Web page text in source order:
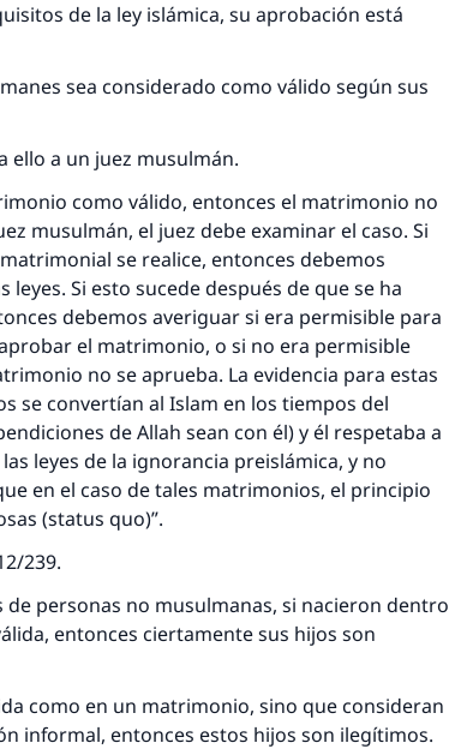
de la ley islámica, su aprobación está
sea considerado como válido según sus
ello a un juez musulmán.
como válido, entonces el matrimonio no
musulmán, el juez debe examinar el caso. Si
se realice, entonces debemos
Si esto sucede después de que se ha
debemos averiguar si era permisible para
el matrimonio, o si no era permisible
no se aprueba. La evidencia para estas
se convertían al Islam en los tiempos del
de Allah sean con él) y él respetaba a
leyes de la ignorancia preislámica, y no
en el caso de tales matrimonios, el principio
(status quo)”.
239.
personas no musulmanas, si nacieron dentro
entonces ciertamente sus hijos son
como en un matrimonio, sino que consideran
informal, entonces estos hijos son ilegítimos.
salvó un matrimonio.
contribución ayuda a IslamQA.
Profeta ﷺ dijo:
a otros a hacer el bien obtendrá la
que aquellos que lo realicen."
1893)